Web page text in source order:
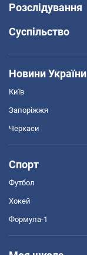
Розслідування
Суспільство
Новини України
Київ
Запоріжжя
Черкаси
Спорт
Футбол
Хокей
Формула-1